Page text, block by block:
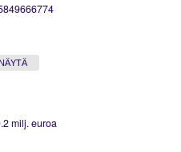
NÄYTÄ
milj. euroa